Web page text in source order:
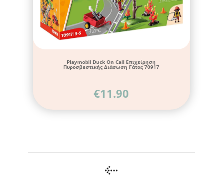
Playmobil Duck On Call Επιχείρηση
Πυροσβεστικής Διάσωση Γάτας 70917
€11.90